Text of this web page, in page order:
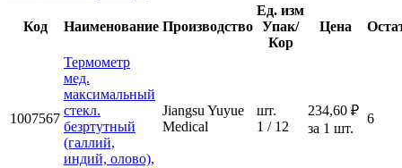
Код Наименование Производство
Ед. изм
Упак/
Кор
Цена
1007567
Термометр
мед.
максимальный
стекл.
безртутный
(галлий,
индий, олово),
Jiangsu Yuyue
Medical
шт.
1 / 12
234,60 ₽
за 1 шт.
6